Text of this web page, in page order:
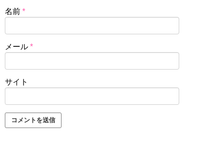
名前 *
メール *
サイト